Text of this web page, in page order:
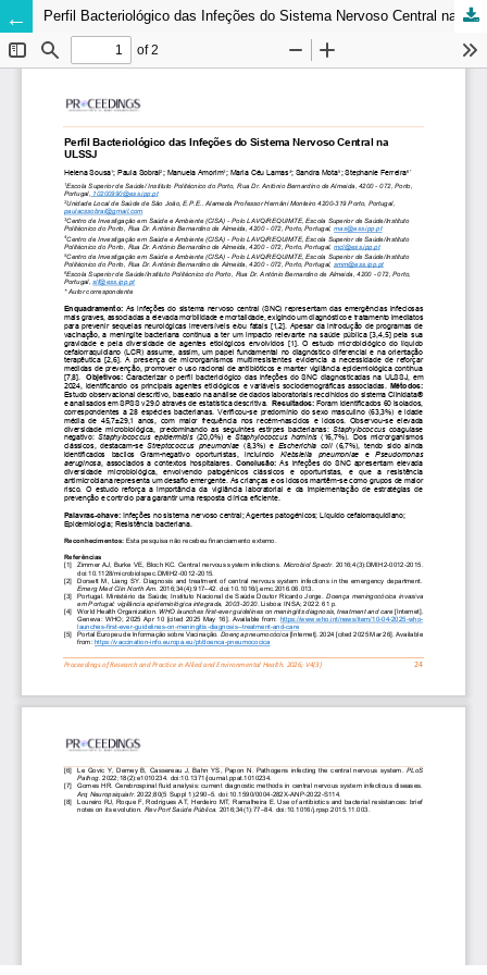
Perfil Bacteriológico das Infeções do Sistema Nervoso Central na ULSSJ